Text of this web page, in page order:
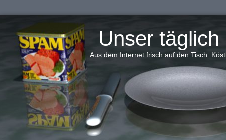
Unser täglich
Aus dem Internet frisch auf den Tisch.